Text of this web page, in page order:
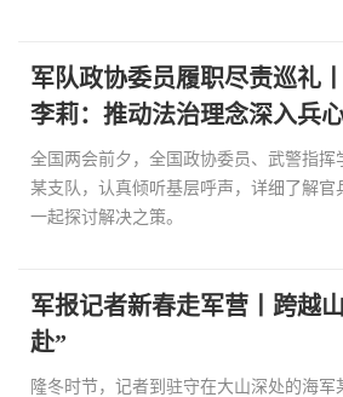
军队政协委员履职尽责巡礼
李莉：推动法治理念深入兵
全国两会前夕，全国政协委员、武警指挥
某支队，认真倾听基层呼声，详细了解官
一起探讨解决之策。
军报记者新春走军营丨跨越
赴”
隆冬时节，记者到驻守在大山深处的海军